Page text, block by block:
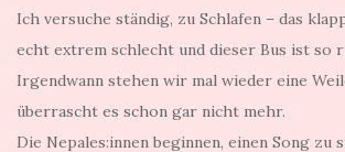
Ich versuche ständig, zu Schlafen – das
echt extrem schlecht und dieser Bus ist so
Irgendwann stehen wir mal wieder eine
überrascht es schon gar nicht mehr.
Die Nepales:innen beginnen, einen Song zu